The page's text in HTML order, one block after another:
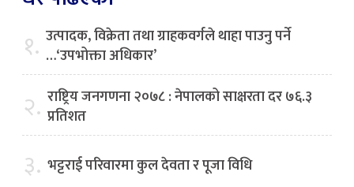
१. उत्पादक, विक्रेता तथा ग्राहकवर्गले थाहा पाउनु पर्ने
…‘उपभोक्ता अधिकार’
२. राष्ट्रिय जनगणना २०७८ : नेपालको साक्षरता दर ७६.३
प्रतिशत
३. भट्टराई परिवारमा कुल देवता र पूजा विधि